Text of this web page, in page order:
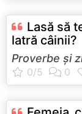
Lasă să
latră câinii?
Proverbe și